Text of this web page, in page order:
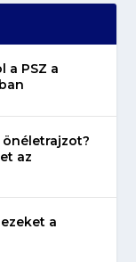
a PSZ a
önéletrajzot?
az
a